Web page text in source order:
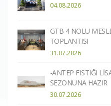
04.08.2026
GTB 4 NOLU
TOPLANTISI
31.07.2026
-ANTEP FISTIĞI
SEZONUNA HAZIR​
30.07.2026